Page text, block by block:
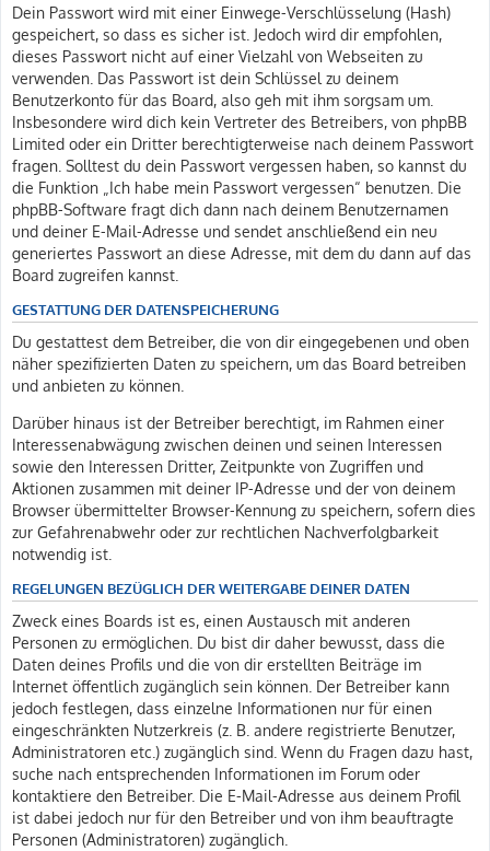
Dein Passwort wird mit einer Einwege-Verschlüsselung (Hash)
gespeichert, so dass es sicher ist. Jedoch wird dir empfohlen,
dieses Passwort nicht auf einer Vielzahl von Webseiten zu
verwenden. Das Passwort ist dein Schlüssel zu deinem
Benutzerkonto für das Board, also geh mit ihm sorgsam um.
Insbesondere wird dich kein Vertreter des Betreibers, von phpBB
Limited oder ein Dritter berechtigterweise nach deinem Passwort
fragen. Solltest du dein Passwort vergessen haben, so kannst du
die Funktion „Ich habe mein Passwort vergessen“ benutzen. Die
phpBB-Software fragt dich dann nach deinem Benutzernamen
und deiner E-Mail-Adresse und sendet anschließend ein neu
generiertes Passwort an diese Adresse, mit dem du dann auf das
Board zugreifen kannst.
GESTATTUNG DER DATENSPEICHERUNG
Du gestattest dem Betreiber, die von dir eingegebenen und oben
näher spezifizierten Daten zu speichern, um das Board betreiben
und anbieten zu können.
Darüber hinaus ist der Betreiber berechtigt, im Rahmen einer
Interessenabwägung zwischen deinen und seinen Interessen
sowie den Interessen Dritter, Zeitpunkte von Zugriffen und
Aktionen zusammen mit deiner IP-Adresse und der von deinem
Browser übermittelter Browser-Kennung zu speichern, sofern dies
zur Gefahrenabwehr oder zur rechtlichen Nachverfolgbarkeit
notwendig ist.
REGELUNGEN BEZÜGLICH DER WEITERGABE DEINER DATEN
Zweck eines Boards ist es, einen Austausch mit anderen
Personen zu ermöglichen. Du bist dir daher bewusst, dass die
Daten deines Profils und die von dir erstellten Beiträge im
Internet öffentlich zugänglich sein können. Der Betreiber kann
jedoch festlegen, dass einzelne Informationen nur für einen
eingeschränkten Nutzerkreis (z. B. andere registrierte Benutzer,
Administratoren etc.) zugänglich sind. Wenn du Fragen dazu hast,
suche nach entsprechenden Informationen im Forum oder
kontaktiere den Betreiber. Die E-Mail-Adresse aus deinem Profil
ist dabei jedoch nur für den Betreiber und von ihm beauftragte
Personen (Administratoren) zugänglich.